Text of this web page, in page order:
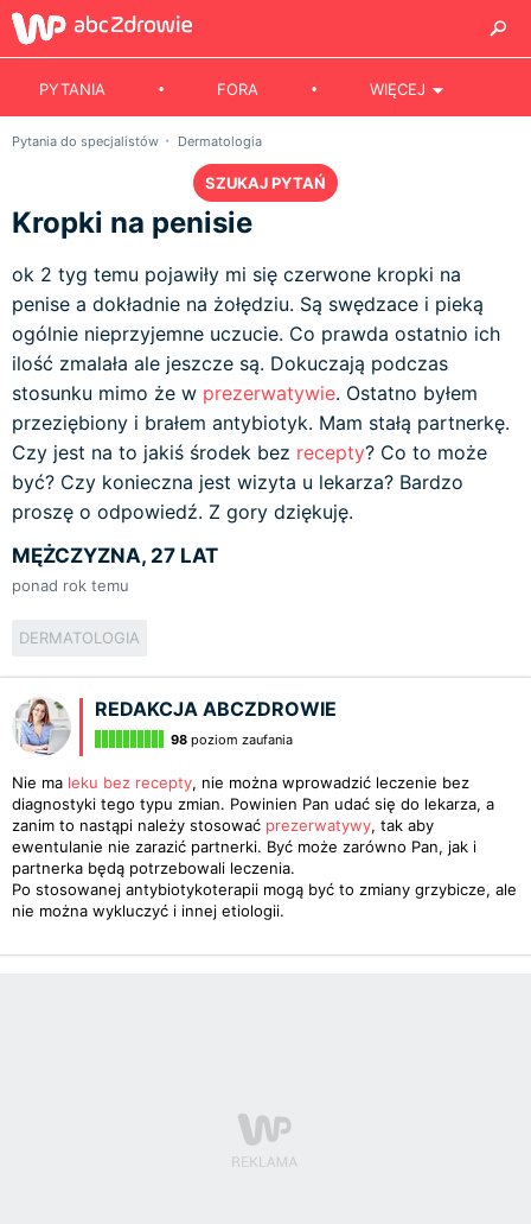
PYTANIA FORA WIĘCEJ
Pytania do specjalistów Dermatologia
SZUKAJ PYTAŃ
Kropki na penisie
ok 2 tyg temu pojawiły mi się czerwone kropki na
penise a dokładnie na żołędziu. Są swędzace i pieką
ogólnie nieprzyjemne uczucie. Co prawda ostatnio ich
ilość zmalała ale jeszcze są. Dokuczają podczas
stosunku mimo że w prezerwatywie. Ostatno byłem
przeziębiony i brałem antybiotyk. Mam stałą partnerkę.
Czy jest na to jakiś środek bez recepty? Co to może
być? Czy konieczna jest wizyta u lekarza? Bardzo
proszę o odpowiedź. Z gory dziękuję.
MĘŻCZYZNA, 27 LAT
ponad rok temu
DERMATOLOGIA
REDAKCJA ABCZDROWIE
98 poziom zaufania
Nie ma leku bez recepty, nie można wprowadzić leczenie bez
diagnostyki tego typu zmian. Powinien Pan udać się do lekarza, a
zanim to nastąpi należy stosować prezerwatywy, tak aby
ewentulanie nie zarazić partnerki. Być może zarówno Pan, jak i
partnerka będą potrzebowali leczenia.
Po stosowanej antybiotykoterapii mogą być to zmiany grzybicze, ale
nie można wykluczyć i innej etiologii.